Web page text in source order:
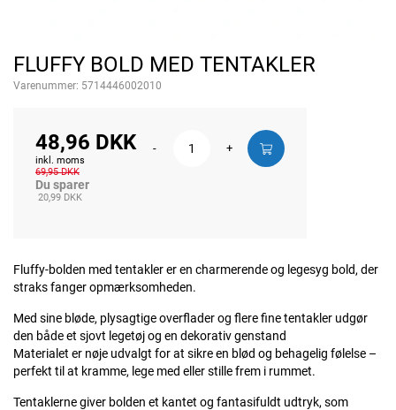
FLUFFY BOLD MED TENTAKLER
Varenummer: 5714446002010
48,96 DKK
inkl. moms
69,95 DKK
Du sparer
20,99 DKK
- +
Fluffy-bolden med tentakler er en charmerende og legesyg bold, der
straks fanger opmærksomheden.
Med sine bløde, plysagtige overflader og flere fine tentakler udgør
den både et sjovt legetøj og en dekorativ genstand
Materialet er nøje udvalgt for at sikre en blød og behagelig følelse –
perfekt til at kramme, lege med eller stille frem i rummet.
Tentaklerne giver bolden et kantet og fantasifuldt udtryk, som